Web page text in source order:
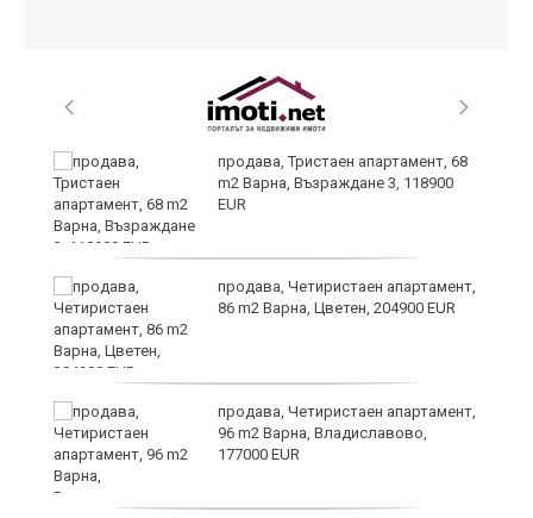
продава, Тристаен апартамент, 68
m2 Варна, Възраждане 3, 118900
EUR
продава, Четиристаен апартамент,
86 m2 Варна, Цветен, 204900 EUR
продава, Четиристаен апартамент,
96 m2 Варна, Владиславово,
177000 EUR